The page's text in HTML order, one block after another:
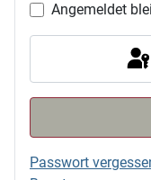
Angemeldet
Passwort